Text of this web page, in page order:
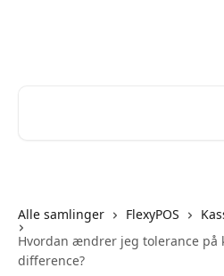
Alle samlinger FlexyPOS
Hvordan ændrer jeg tolerance på
difference?